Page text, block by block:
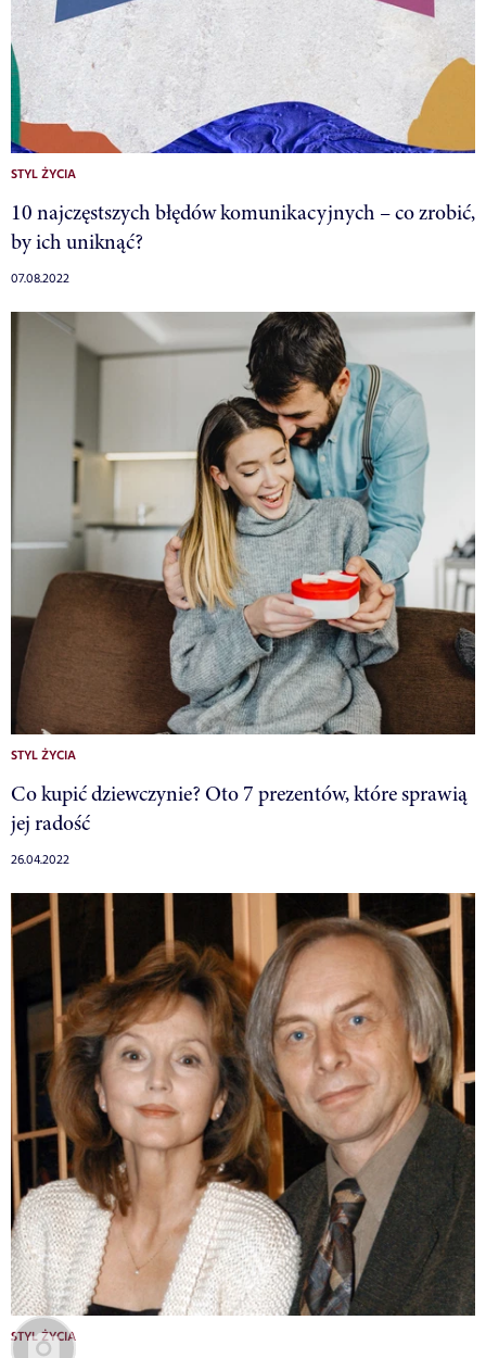
STYL ŻYCIA
10 najczęstszych błędów komunikacyjnych – co zrobić,
by ich uniknąć?
07.08.2022
STYL ŻYCIA
Co kupić dziewczynie? Oto 7 prezentów, które sprawią
jej radość
26.04.2022
STYL ŻYCIA